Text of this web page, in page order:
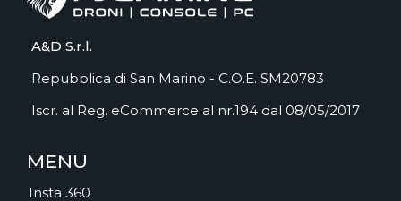
A&D S.r.l.
Repubblica di San Marino - C.O.E. SM20783
Iscr. al Reg. eCommerce al nr.194 dal 08/05/2017
MENU
Insta 360